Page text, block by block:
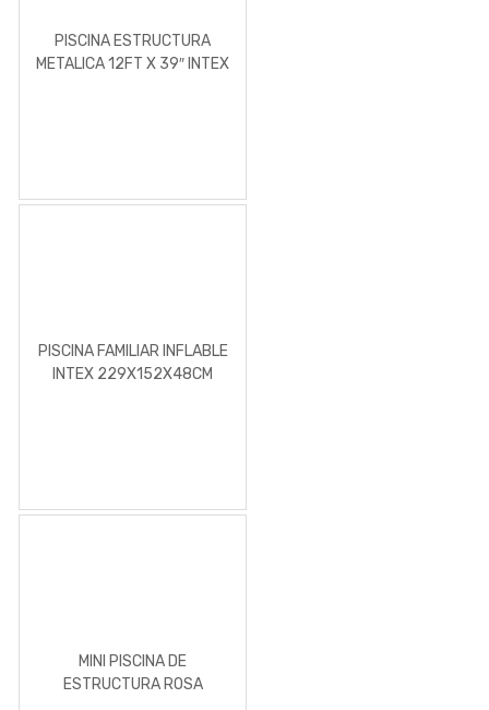
PISCINA ESTRUCTURA
METALICA 12FT X 39″ INTEX
PISCINA FAMILIAR INFLABLE
INTEX 229X152X48CM
MINI PISCINA DE
ESTRUCTURA ROSA